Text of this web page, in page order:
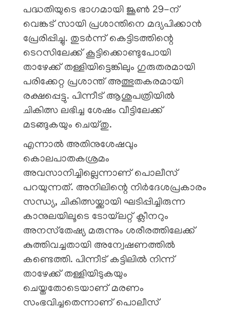
പദ്ധതിയുടെ ഭാഗമായി ജൂൺ 29-ന്
വെങ്കട് സായി പ്രശാന്തിനെ മദ്യപിക്കാൻ
പ്രേരിപ്പിച്ചു. തുടർന്ന് കെട്ടിടത്തിന്റെ
ടെറസിലേക്ക് കൂട്ടിക്കൊണ്ടുപോയി
താഴേക്ക് തള്ളിയിട്ടെങ്കിലും ഗുരുതരമായി
പരിക്കേറ്റ പ്രശാന്ത് അത്ഭുതകരമായി
രക്ഷപ്പെട്ടു. പിന്നീട് ആശുപത്രിയിൽ
ചികിത്സ ലഭിച്ച ശേഷം വീട്ടിലേക്ക്
മടങ്ങുകയും ചെയ്തു.
എന്നാൽ അതിനുശേഷവും
കൊലപാതകശ്രമം
അവസാനിച്ചില്ലെന്നാണ് പൊലീസ്
പറയുന്നത്. അനിലിന്റെ നിർദേശപ്രകാരം
സന്ധ്യ, ചികിത്സയ്ക്കായി ഘടിപ്പിച്ചിരുന്ന
കാനുലയിലൂടെ ടോയ്‌ലറ്റ് ക്ലീനറും
അനസ്‌തേഷ്യ മരുന്നും ശരീരത്തിലേക്ക്
കുത്തിവച്ചതായി അന്വേഷണത്തിൽ
കണ്ടെത്തി. പിന്നീട് കട്ടിലിൽ നിന്ന്
താഴേക്ക് തള്ളിയിടുകയും
ചെയ്തതോടെയാണ് മരണം
സംഭവിച്ചതെന്നാണ് പൊലീസ്